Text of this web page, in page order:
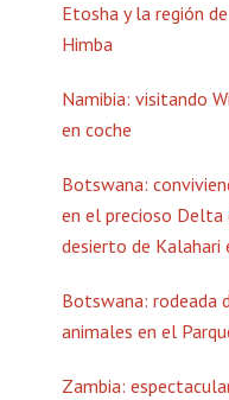
Etosha y la región
Himba
Namibia: visitando
en coche
Botswana:
en el precioso Delta
desierto de
Botswana: rodeada
animales en el
Zambia: